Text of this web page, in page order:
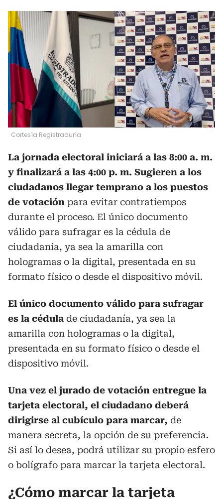
Cortesía Registraduría
La jornada electoral iniciará a las 8:00 a. m.
y finalizará a las 4:00 p. m. Sugieren a los
ciudadanos llegar temprano a los puestos
de votación para evitar contratiempos
durante el proceso. El único documento
válido para sufragar es la cédula de
ciudadanía, ya sea la amarilla con
hologramas o la digital, presentada en su
formato físico o desde el dispositivo móvil.
El único documento válido para sufragar
es la cédula de ciudadanía, ya sea la
amarilla con hologramas o la digital,
presentada en su formato físico o desde el
dispositivo móvil.
Una vez el jurado de votación entregue la
tarjeta electoral, el ciudadano deberá
dirigirse al cubículo para marcar, de
manera secreta, la opción de su preferencia.
Si así lo desea, podrá utilizar su propio esfero
o bolígrafo para marcar la tarjeta electoral.
¿Cómo marcar la tarjeta